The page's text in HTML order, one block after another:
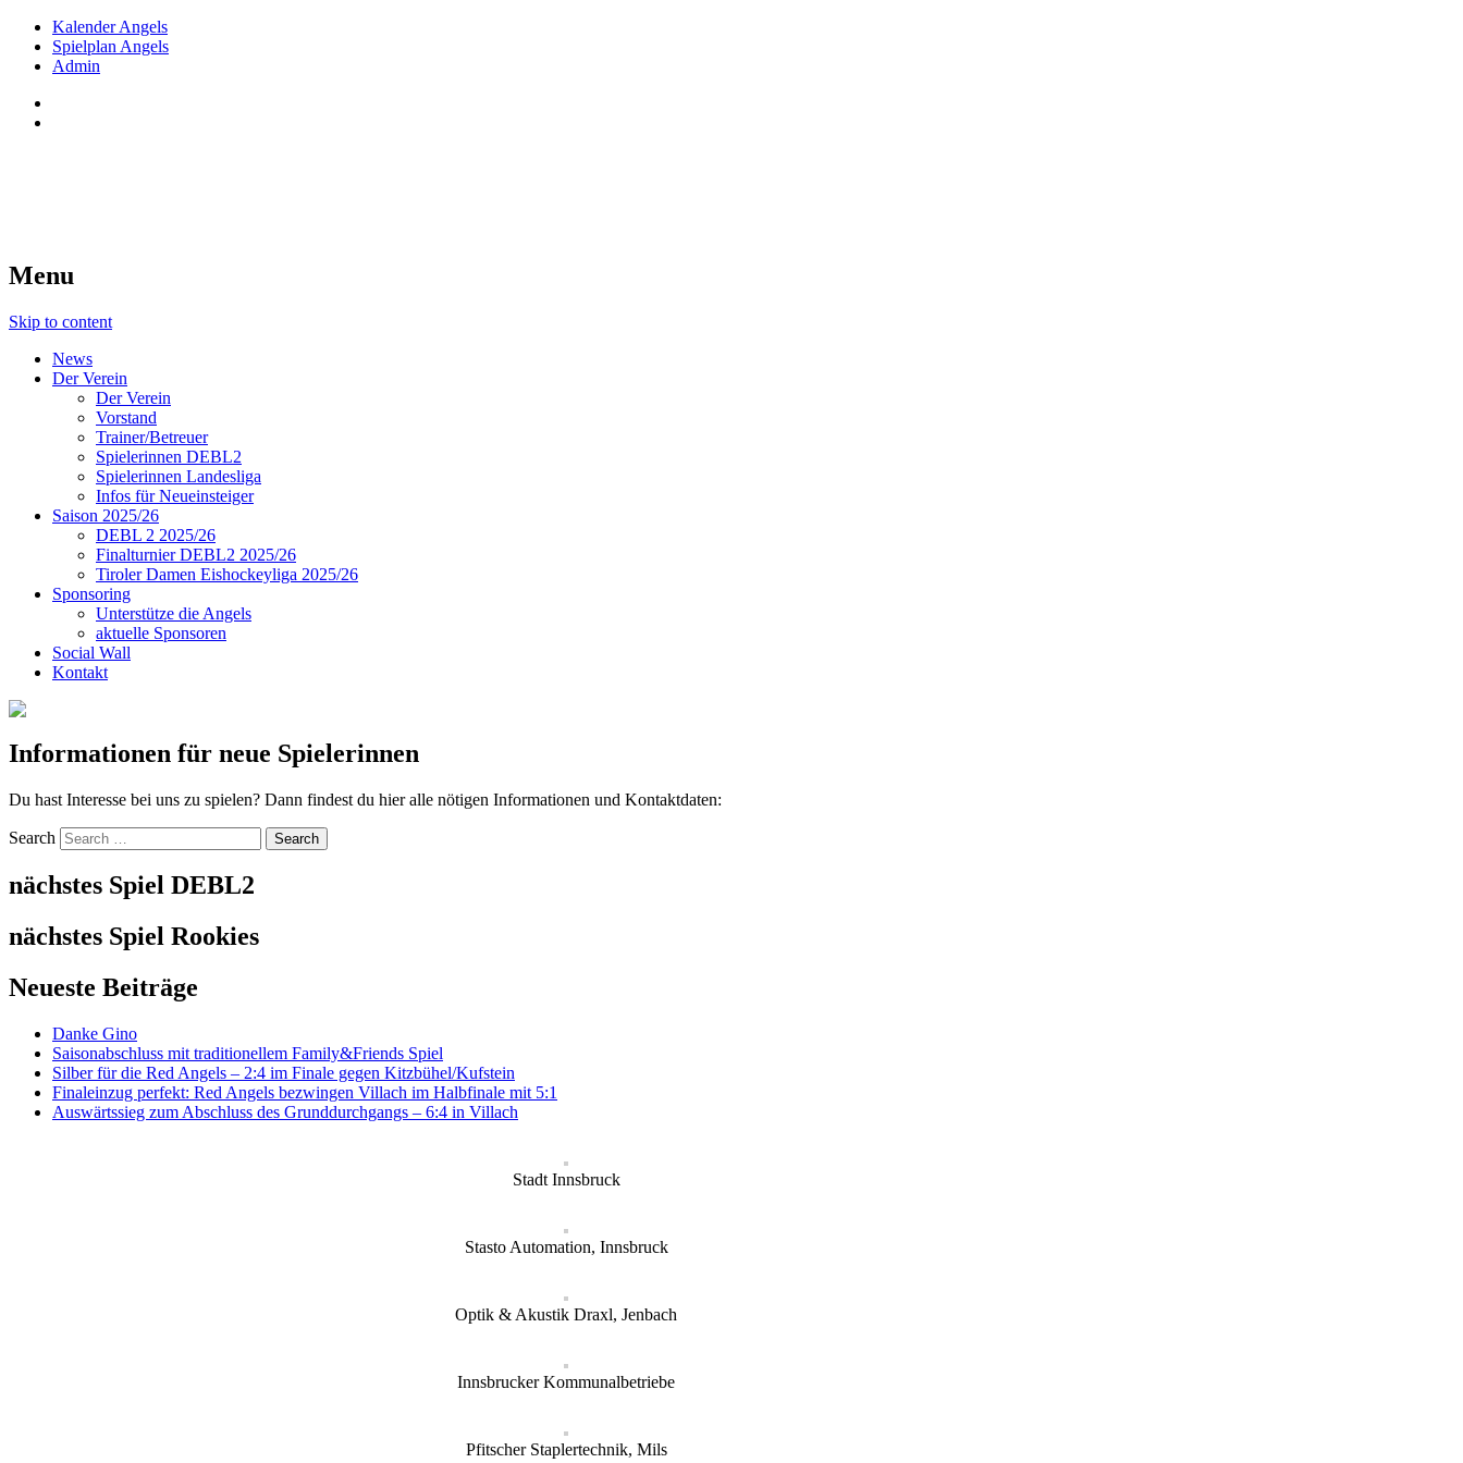
Kalender Angels
Spielplan Angels
Admin
Menu
Skip to content
News
Der Verein
Der Verein
Vorstand
Trainer/Betreuer
Spielerinnen DEBL2
Spielerinnen Landesliga
Infos für Neueinsteiger
Saison 2025/26
DEBL 2 2025/26
Finalturnier DEBL2 2025/26
Tiroler Damen Eishockeyliga 2025/26
Sponsoring
Unterstütze die Angels
aktuelle Sponsoren
Social Wall
Kontakt
Informationen für neue Spielerinnen
Du hast Interesse bei uns zu spielen? Dann findest du hier alle nötigen Informationen und Kontaktdaten:
Search
nächstes Spiel DEBL2
nächstes Spiel Rookies
Neueste Beiträge
Danke Gino
Saisonabschluss mit traditionellem Family&Friends Spiel
Silber für die Red Angels – 2:4 im Finale gegen Kitzbühel/Kufstein
Finaleinzug perfekt: Red Angels bezwingen Villach im Halbfinale mit 5:1
Auswärtssieg zum Abschluss des Grunddurchgangs – 6:4 in Villach
Stadt Innsbruck
Stasto Automation, Innsbruck
Optik & Akustik Draxl, Jenbach
Innsbrucker Kommunalbetriebe
Pfitscher Staplertechnik, Mils